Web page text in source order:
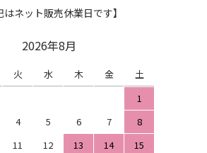
はネット販売休業日です】
2026年8月
火 水 木 金
土
1
4 5 6 7
8
11 12 13 14
15